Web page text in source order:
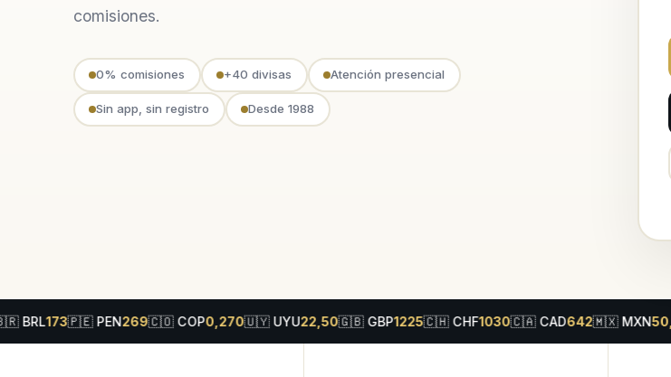
comisiones.
0% comisiones +40 divisas Atención presencial
Sin app, sin registro Desde 1988
173 🇵🇪 PEN269🇨🇴 COP0,270🇺🇾 UYU22,50🇬🇧 GBP1225🇨🇭 CHF1030🇨🇦 CAD642🇲🇽 MXN50,50🇯🇵